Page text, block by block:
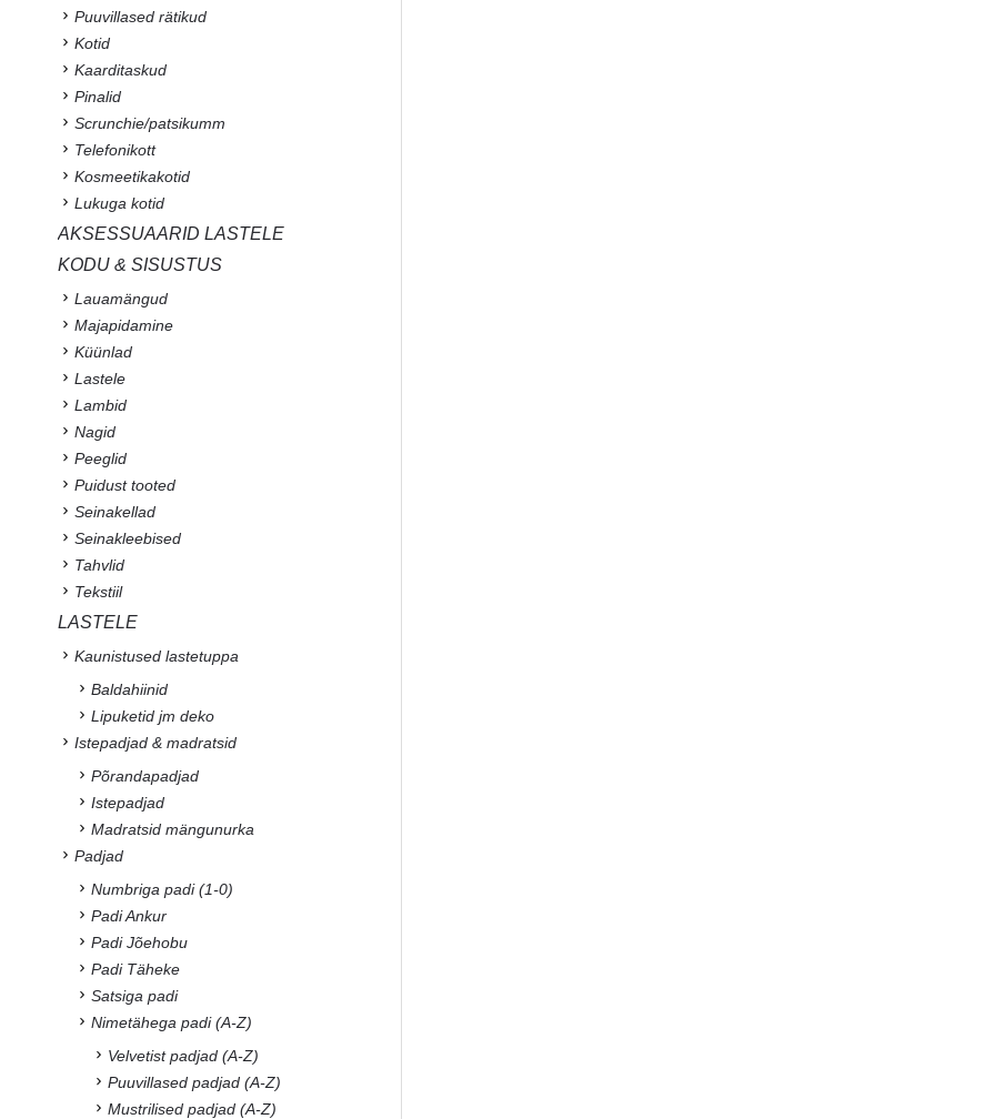
Puuvillased rätikud
Kotid
Kaarditaskud
Pinalid
Scrunchie/patsikumm
Telefonikott
Kosmeetikakotid
Lukuga kotid
AKSESSUAARID LASTELE
KODU & SISUSTUS
Lauamängud
Majapidamine
Küünlad
Lastele
Lambid
Nagid
Peeglid
Puidust tooted
Seinakellad
Seinakleebised
Tahvlid
Tekstiil
LASTELE
Kaunistused lastetuppa
Baldahiinid
Lipuketid jm deko
Istepadjad & madratsid
Põrandapadjad
Istepadjad
Madratsid mängunurka
Padjad
Numbriga padi (1-0)
Padi Ankur
Padi Jõehobu
Padi Täheke
Satsiga padi
Nimetähega padi (A-Z)
Velvetist padjad (A-Z)
Puuvillased padjad (A-Z)
Mustrilised padjad (A-Z)